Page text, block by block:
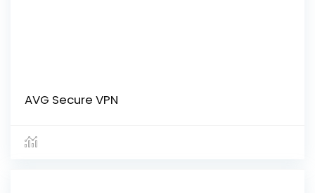
AVG Secure VPN